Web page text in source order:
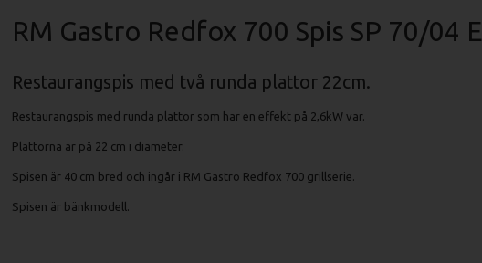
RM Gastro Redfox 700 Spis SP 70/04 E
Restaurangspis med två runda plattor 22cm.
Restaurangspis med runda plattor som har en effekt på 2,6kW var.
Plattorna är på 22 cm i diameter.
Spisen är 40 cm bred och ingår i RM Gastro Redfox 700 grillserie.
Spisen är bänkmodell.